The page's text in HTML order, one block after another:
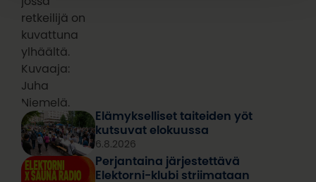
retkeilijä on
kuvattuna
ylhäältä.
Kuvaaja:
Juha
Niemelä.
Elämykselliset taiteiden yöt
kutsuvat elokuussa
6.8.2026
Perjantaina järjestettävä
Elektorni-klubi striimataan